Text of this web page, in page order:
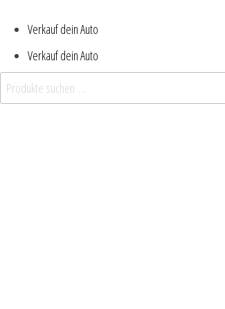
Verkauf dein Auto
Verkauf dein Auto
Suchen nach: